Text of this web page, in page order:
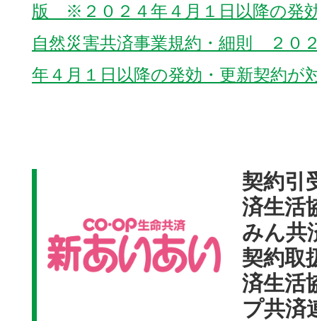
版 ※２０２４年４月１日以降の発
自然災害共済事業規約・細則 ２
年４月１日以降の発効・更新契約が
契約引
済生活
みん共
契約取
済生活
プ共済